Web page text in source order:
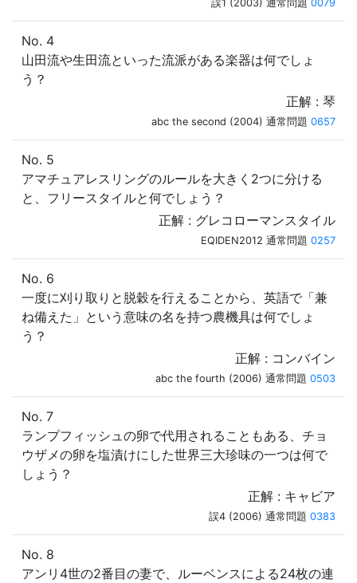
誤1 (2003) 通常問題 0079
No. 4
山田流や生田流といった流派がある楽器は何でしょ
う？
正解 : 琴
abc the second (2004) 通常問題 0657
No. 5
アマチュアレスリングのルールを大きく2つに分ける
と、フリースタイルと何でしょう？
正解 : グレコローマンスタイル
EQIDEN2012 通常問題 0257
No. 6
一度に刈り取りと脱穀を行えることから、英語で「兼
ね備えた」という意味の名を持つ農機具は何でしょ
う？
正解 : コンバイン
abc the fourth (2006) 通常問題 0503
No. 7
ランプフィッシュの卵で代用されることもある、チョ
ウザメの卵を塩漬けにした世界三大珍味の一つは何で
しょう？
正解 : キャビア
誤4 (2006) 通常問題 0383
No. 8
アンリ4世の2番目の妻で、ルーベンスによる24枚の連